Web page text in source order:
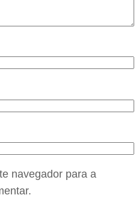
navegador para a